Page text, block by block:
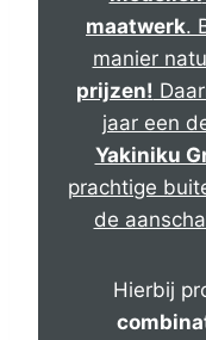
maatwerk.
manier
prijzen!
jaar een
Yakiniku
prachtige
de
Hierbij